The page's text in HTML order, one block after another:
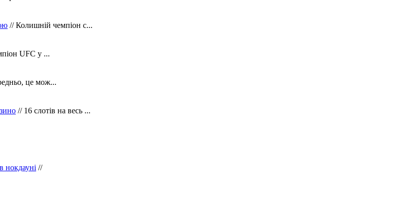
// Колишній чемпіон с...
UFC у ...
це мож...
// 16 слотів на весь ...
нокдауні //